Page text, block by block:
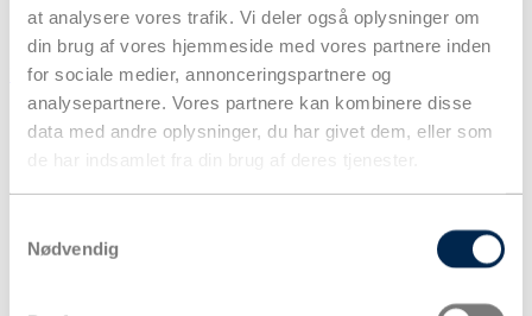
at analysere vores trafik. Vi deler også oplysninger om
din brug af vores hjemmeside med vores partnere inden
for sociale medier, annonceringspartnere og
analysepartnere. Vores partnere kan kombinere disse
data med andre oplysninger, du har givet dem, eller som
de har indsamlet fra din brug af deres tjenester.
Nødvendig
Kurv
Produkter